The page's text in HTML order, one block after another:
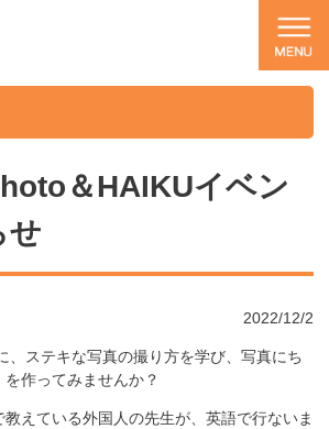
＆HAIKUイベン
せ
2022/12/2
、ステキな写真の撮り方を学び、写真にち
作ってみませんか？
えている外国人の先生が、英語で行ないま